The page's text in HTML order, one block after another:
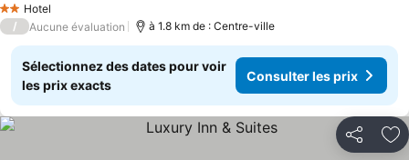
2 Étoiles
Hotel
/ Aucune évaluation à 1.8 km de : Centre-ville
Sélectionnez des dates pour voir
les prix exacts
Consulter les prix
Partager